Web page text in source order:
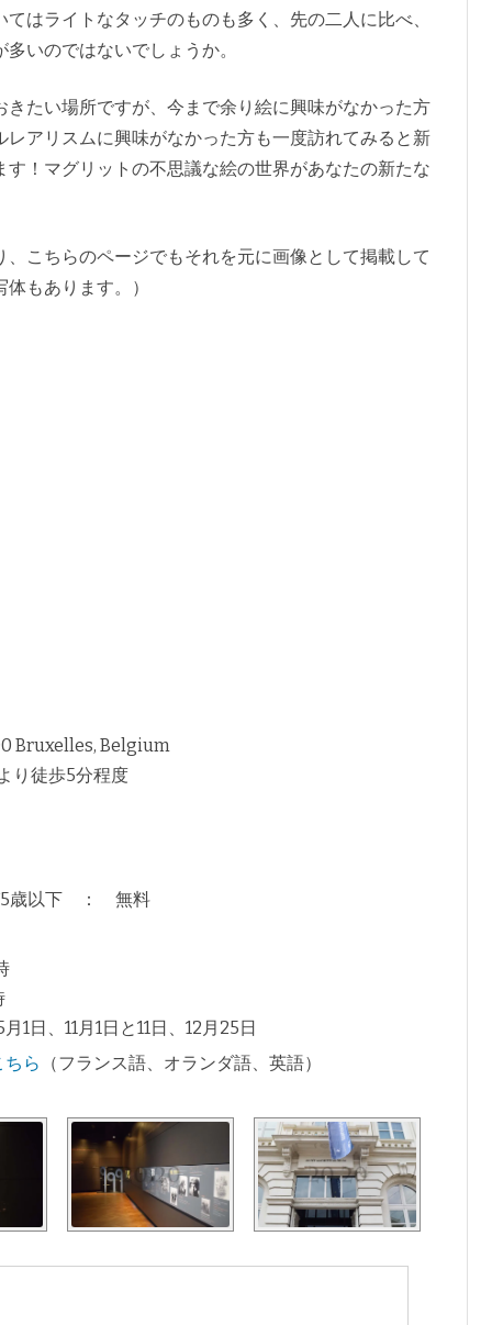
はライトなタッチのものも多く、先の二人に比べ、
いのではないでしょうか。
たい場所ですが、今まで余り絵に興味がなかった方
アリスムに興味がなかった方も一度訪れてみると新
！マグリットの不思議な絵の世界があなたの新たな
こちらのページでもそれを元に画像として掲載して
もあります。）
Bruxelles, Belgium
徒歩5分程度
5歳以下 ： 無料
日、11月1日と11日、12月25日
ちら
（フランス語、オランダ語、英語）